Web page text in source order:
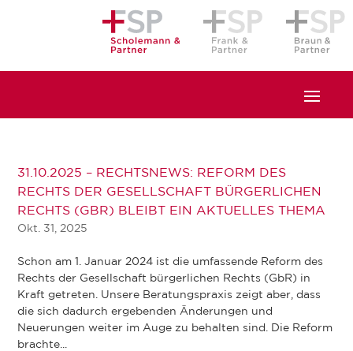
31.10.2025 – RECHTSNEWS: REFORM DES
RECHTS DER GESELLSCHAFT BÜRGERLICHEN
RECHTS (GBR) BLEIBT EIN AKTUELLES THEMA
Okt. 31, 2025
Schon am 1. Januar 2024 ist die umfassende Reform des
Rechts der Gesellschaft bürgerlichen Rechts (GbR) in
Kraft getreten. Unsere Beratungspraxis zeigt aber, dass
die sich dadurch ergebenden Änderungen und
Neuerungen weiter im Auge zu behalten sind. Die Reform
brachte...